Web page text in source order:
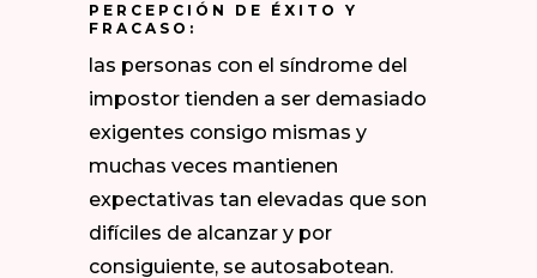
PERCEPCIÓN DE ÉXITO Y
FRACASO:
las personas con el síndrome del
impostor tienden a ser demasiado
exigentes consigo mismas y
muchas veces mantienen
expectativas tan elevadas que son
difíciles de alcanzar y por
consiguiente, se autosabotean.